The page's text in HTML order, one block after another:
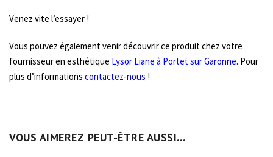
Venez vite l’essayer !
Vous pouvez également venir découvrir ce produit chez votre
fournisseur en esthétique Lysor Liane à Portet sur Garonne. Pour
plus d’informations contactez-nous !
VOUS AIMEREZ PEUT-ÊTRE AUSSI…